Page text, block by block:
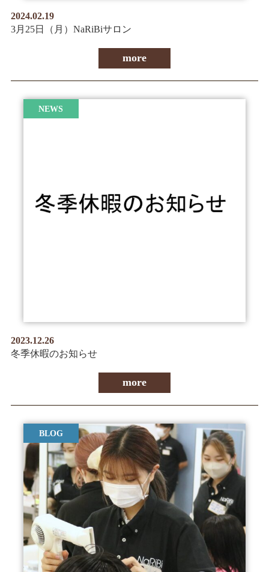
2024.02.19
3月25日（月）NaRiBiサロン
more
NEWS
2023.12.26
冬季休暇のお知らせ
more
BLOG